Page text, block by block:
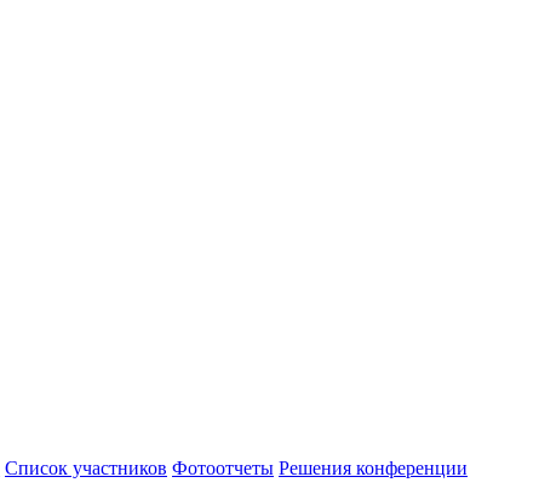
Список участников Фотоотчеты Решения конференции